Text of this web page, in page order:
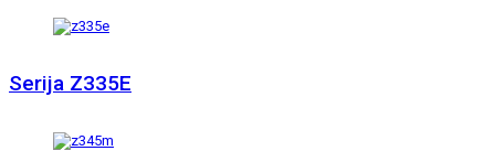
Serija Z335E